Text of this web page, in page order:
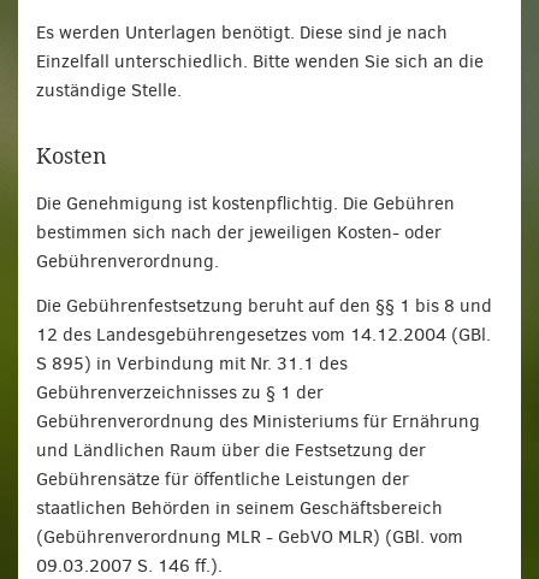
Es werden Unterlagen benötigt. Diese sind je nach
Einzelfall unterschiedlich. Bitte wenden Sie sich an die
zuständige Stelle.
Kosten
Die Genehmigung ist kostenpflichtig. Die Gebühren
bestimmen sich nach der jeweiligen Kosten- oder
Gebührenverordnung.
Die Gebührenfestsetzung beruht auf den §§ 1 bis 8 und
12 des Landesgebührengesetzes vom 14.12.2004 (GBl.
S 895) in Verbindung mit Nr. 31.1 des
Gebührenverzeichnisses zu § 1 der
Gebührenverordnung des Ministeriums für Ernährung
und Ländlichen Raum über die Festsetzung der
Gebührensätze für öffentliche Leistungen der
staatlichen Behörden in seinem Geschäftsbereich
(Gebührenverordnung MLR - GebVO MLR) (GBl. vom
09.03.2007 S. 146 ff.).